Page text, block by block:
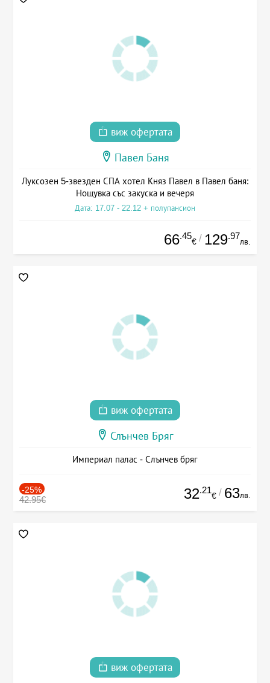
виж офертата
Павел Баня
Луксозен 5-звезден СПА хотел Княз Павел в Павел баня:
Нощувка със закуска и вечеря
Дата: 17.07 - 22.12 + полупансион
66.45
€ / 129.97
лв.
виж офертата
Слънчев Бряг
Империал палас - Слънчев бряг
-25%
42.95€ 32.21
€ / 63лв.
виж офертата